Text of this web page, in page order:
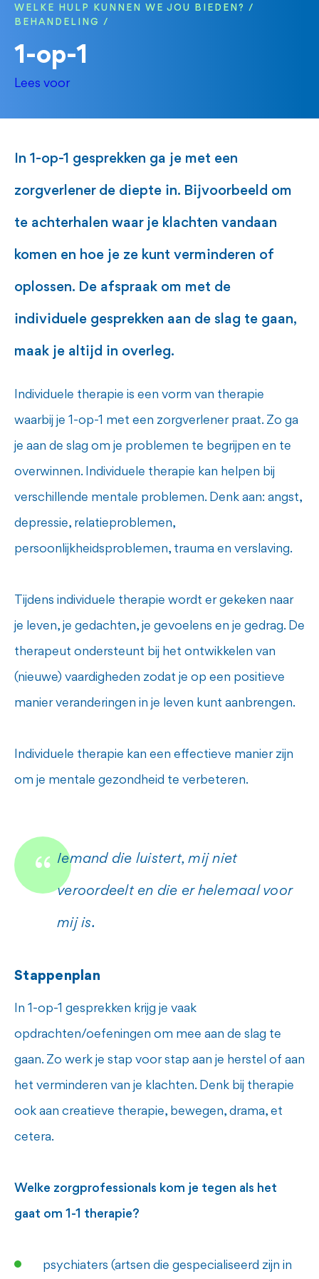
Lees voor
1-op-1
WELKE HULP KUNNEN WE JOU BIEDEN?
BEHANDELING
In 1-op-1 gesprekken ga je met een
zorgverlener de diepte in. Bijvoorbeeld om
te achterhalen waar je klachten vandaan
komen en hoe je ze kunt verminderen of
oplossen. De afspraak om met de
individuele gesprekken aan de slag te gaan,
maak je altijd in overleg.
Individuele therapie is een vorm van therapie
waarbij je 1-op-1 met een zorgverlener praat. Zo ga
je aan de slag om je problemen te begrijpen en te
overwinnen. Individuele therapie kan helpen bij
verschillende mentale problemen. Denk aan: angst,
depressie, relatieproblemen,
persoonlijkheidsproblemen, trauma en verslaving.
Tijdens individuele therapie wordt er gekeken naar
je leven, je gedachten, je gevoelens en je gedrag. De
therapeut ondersteunt bij het ontwikkelen van
(nieuwe) vaardigheden zodat je op een positieve
manier veranderingen in je leven kunt aanbrengen.
Individuele therapie kan een effectieve manier zijn
om je mentale gezondheid te verbeteren.
Iemand die luistert, mij niet
veroordeelt en die er helemaal voor
mij is.
Stappenplan
In 1-op-1 gesprekken krijg je vaak
opdrachten/oefeningen om mee aan de slag te
gaan. Zo werk je stap voor stap aan je herstel of aan
het verminderen van je klachten. Denk bij therapie
ook aan creatieve therapie, bewegen, drama, et
cetera.
Welke zorgprofessionals kom je tegen als het
gaat om 1-1 therapie?
psychiaters (artsen die gespecialiseerd zijn in